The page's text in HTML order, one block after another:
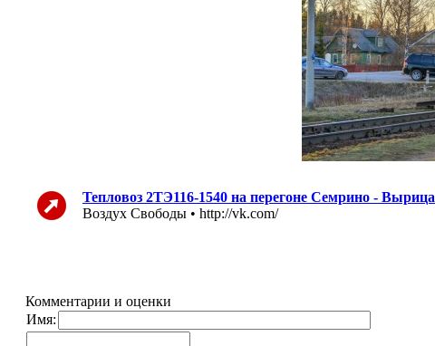
Тепловоз 2ТЭ116-1540 на перегоне Семрино - Вырица
Воздух Свободы • http://vk.com/
Комментарии и оценки
Имя: